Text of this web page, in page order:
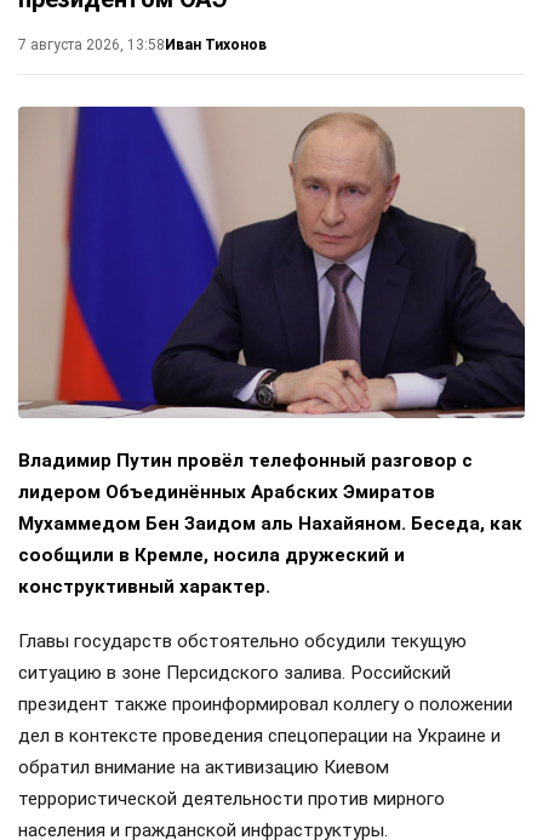
7 августа 2026, 13:58Иван Тихонов
Владимир Путин провёл телефонный разговор с
лидером Объединённых Арабских Эмиратов
Мухаммедом Бен Заидом аль Нахайяном. Беседа, как
сообщили в Кремле, носила дружеский и
конструктивный характер.
Главы государств обстоятельно обсудили текущую
ситуацию в зоне Персидского залива. Российский
президент также проинформировал коллегу о положении
дел в контексте проведения спецоперации на Украине и
обратил внимание на активизацию Киевом
террористической деятельности против мирного
населения и гражданской инфраструктуры.